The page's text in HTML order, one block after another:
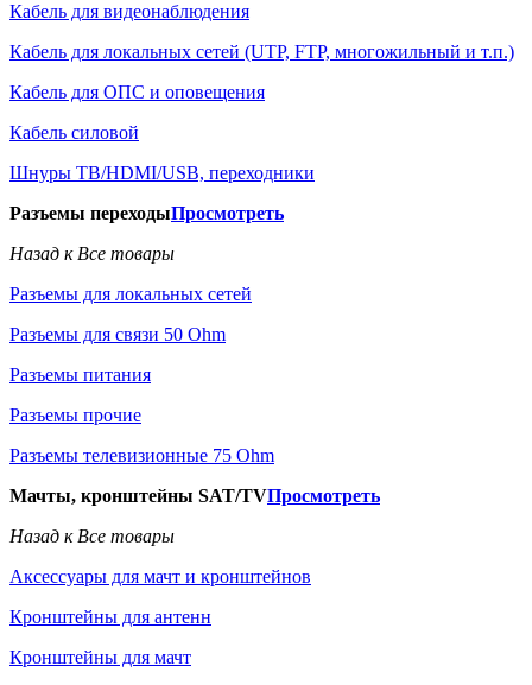
Кабель для видеонаблюдения
Кабель для локальных сетей (UTP, FTP, многожильный и т.п.)
Кабель для ОПС и оповещения
Кабель силовой
Шнуры ТВ/HDMI/USB, переходники
Разъемы переходыПросмотреть
Назад к Все товары
Разъемы для локальных сетей
Разъемы для связи 50 Ohm
Разъемы питания
Разъемы прочие
Разъемы телевизионные 75 Ohm
Мачты, кронштейны SAT/TVПросмотреть
Назад к Все товары
Аксессуары для мачт и кронштейнов
Кронштейны для антенн
Кронштейны для мачт